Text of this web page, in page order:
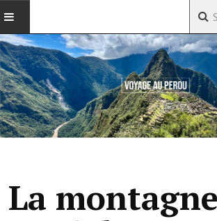
ACCUEIL
VOYAGES EN CHINE
VOYAGES EN ASIE
La